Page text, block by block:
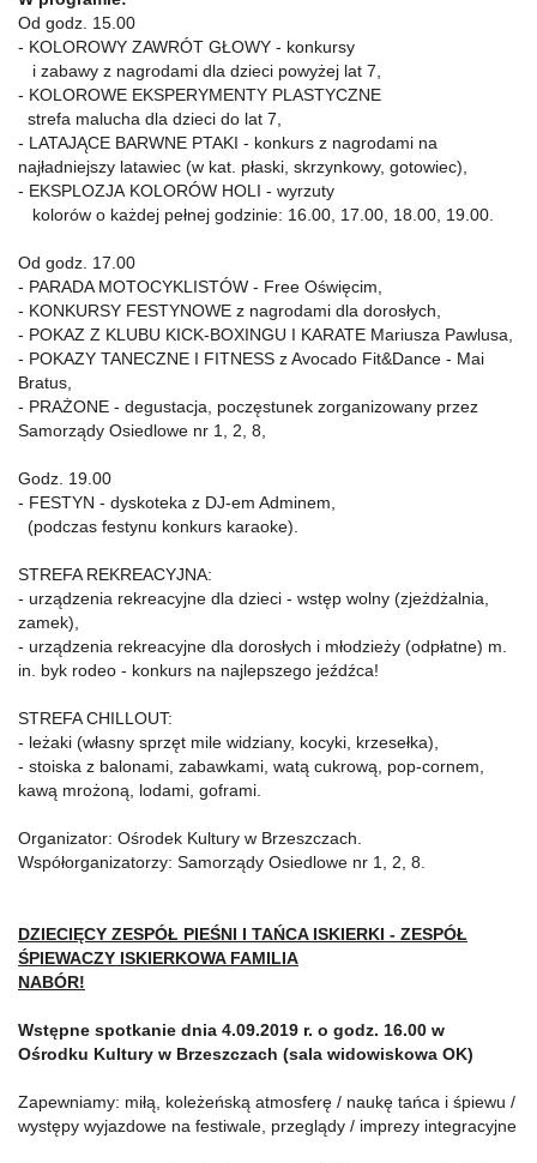
Od godz. 15.00
- KOLOROWY ZAWRÓT GŁOWY - konkursy
i zabawy z nagrodami dla dzieci powyżej lat 7,
- KOLOROWE EKSPERYMENTY PLASTYCZNE
strefa malucha dla dzieci do lat 7,
- LATAJĄCE BARWNE PTAKI - konkurs z nagrodami na
najładniejszy latawiec (w kat. płaski, skrzynkowy, gotowiec),
- EKSPLOZJA KOLORÓW HOLI - wyrzuty
kolorów o każdej pełnej godzinie: 16.00, 17.00, 18.00, 19.00.
Od godz. 17.00
- PARADA MOTOCYKLISTÓW - Free Oświęcim,
- KONKURSY FESTYNOWE z nagrodami dla dorosłych,
- POKAZ Z KLUBU KICK-BOXINGU I KARATE Mariusza Pawlusa,
- POKAZY TANECZNE I FITNESS z Avocado Fit&Dance - Mai
Bratus,
- PRAŻONE - degustacja, poczęstunek zorganizowany przez
Samorządy Osiedlowe nr 1, 2, 8,
Godz. 19.00
- FESTYN - dyskoteka z DJ-em Adminem,
(podczas festynu konkurs karaoke).
STREFA REKREACYJNA:
- urządzenia rekreacyjne dla dzieci - wstęp wolny (zjeżdżalnia,
zamek),
- urządzenia rekreacyjne dla dorosłych i młodzieży (odpłatne) m.
in. byk rodeo - konkurs na najlepszego jeźdźca!
STREFA CHILLOUT:
- leżaki (własny sprzęt mile widziany, kocyki, krzesełka),
- stoiska z balonami, zabawkami, watą cukrową, pop-cornem,
kawą mrożoną, lodami, goframi.
Organizator: Ośrodek Kultury w Brzeszczach.
Współorganizatorzy: Samorządy Osiedlowe nr 1, 2, 8.
DZIECIĘCY ZESPÓŁ PIEŚNI I TAŃCA ISKIERKI - ZESPÓŁ
ŚPIEWACZY ISKIERKOWA FAMILIA
NABÓR!
Wstępne spotkanie dnia 4.09.2019 r. o godz. 16.00 w
Ośrodku Kultury w Brzeszczach (sala widowiskowa OK)
Zapewniamy: miłą, koleżeńską atmosferę / naukę tańca i śpiewu /
występy wyjazdowe na festiwale, przeglądy / imprezy integracyjne